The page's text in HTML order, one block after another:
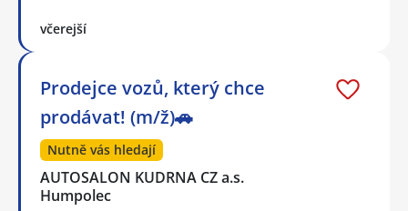
včerejší
Prodejce vozů, který chce
prodávat! (m/ž)🚗
Nutně vás hledají
AUTOSALON KUDRNA CZ a.s.
Humpolec